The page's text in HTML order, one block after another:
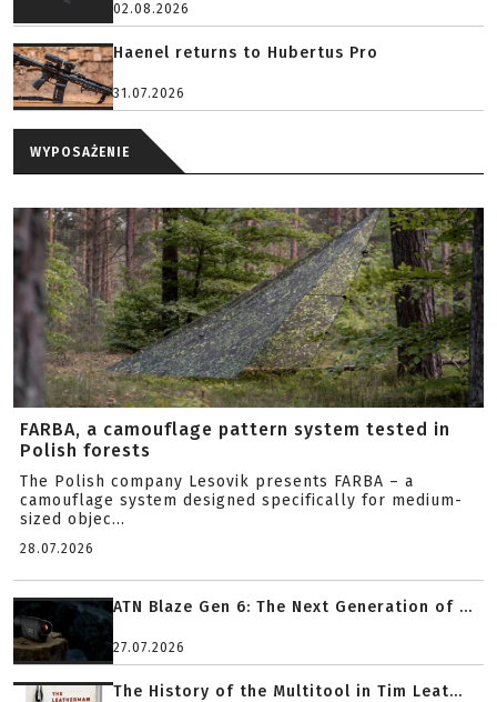
02.08.2026
Haenel returns to Hubertus Pro
31.07.2026
WYPOSAŻENIE
FARBA, a camouflage pattern system tested in
Polish forests
The Polish company Lesovik presents FARBA – a
camouflage system designed specifically for medium-
sized objec...
28.07.2026
ATN Blaze Gen 6: The Next Generation of ...
27.07.2026
The History of the Multitool in Tim Leat...